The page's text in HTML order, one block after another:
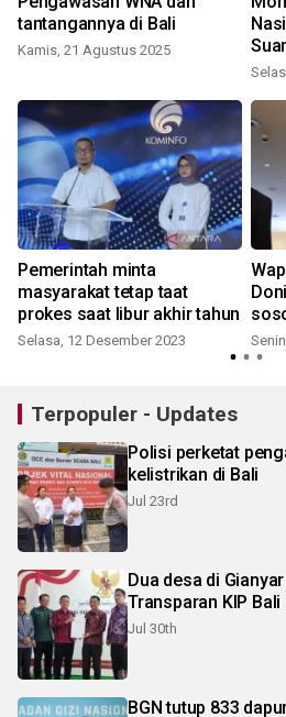
tantangannya di Bali
Kamis, 21 Agustus 2025
Pemerintah minta
masyarakat tetap taat
prokes saat libur akhir tahun
Selasa, 12 Desember 2023
Terpopuler - Updates
Polisi perketat
kelistrikan di Bali
Jul 23rd
Dua desa di
Transparan KIP Bali
Jul 30th
BGN tutup 833